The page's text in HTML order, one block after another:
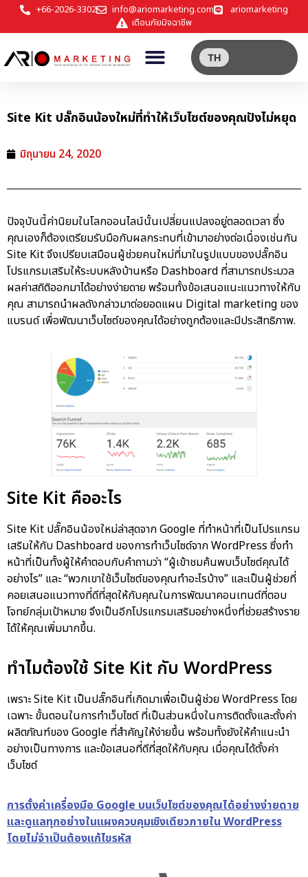
+66-2026-3302 info@ariomarketing.com
ariomarketing
เตือนภัยมิจฉาชีพ
TH
Site Kit ปลั๊กอินน้องใหม่ที่ทำให้เว็บไซต์ของคุณปังไม่หยุด
มิถุนายน 24, 2020
ปัจจุบันนี้ค่านิยมในโลกออนไลน์นั้นเปลี่ยนแปลงอยู่ตลอดเวลา ซึ่ง
คุณเองก็ต้องเตรียมรับมือกับผลกระทบที่เข้ามาอย่างต่อเนื่องเช่นกัน
Site Kit จึงเปรียบเสมือนผู้ช่วยคนใหม่ที่มาในรูปแบบของปลั๊กอิน
โปรแกรมเสริมให้ระบบหลังบ้านหรือ Dashboard ที่สามารถประมวล
ผลค่าสถิติออกมาได้อย่างง่ายดาย พร้อมทั้งข้อเสนอแนะแนวทางให้กับ
คุณ สามารถนำผลดังกล่าวมาต่อยอดแผน Digital marketing ของ
แบรนด์ เพื่อพัฒนาเว็บไซต์ของคุณได้อย่างถูกต้องและมีประสิทธิภาพ.
Site Kit คืออะไร
Site Kit ปลั๊กอินน้องใหม่ล่าสุดจาก Google ที่ทำหน้าที่เป็นโปรแกรม
เสริมให้กับ Dashboard ของการทำเว็บไซด์จาก WordPress ซึ่งทำ
หน้าที่เป็นทั้งผู้ให้คำตอบกับคำถามว่า “ผู้เข้าชมค้นพบเว็บไซต์คุณได้
อย่างไร” และ “พวกเขาใช้เว็บไซต์ของคุณทำอะไรบ้าง” และเป็นผู้ช่วยที่
คอยเสนอแนวทางที่ดีที่สุดให้กับคุณในการพัฒนาคอนเทนต์ที่ตอบ
โจทย์กลุ่มเป้าหมาย จึงเป็นอีกโปรแกรมเสริมอย่างหนึ่งที่ช่วยสร้างราย
ได้ให้คุณเพิ่มมากขึ้น.
ทำไมต้องใช้ Site Kit กับ WordPress
เพราะ Site Kit เป็นปลั๊กอินที่เกิดมาเพื่อเป็นผู้ช่วย WordPress โดย
เฉพาะ ขั้นตอนในการทำเว็บไซต์ ที่เป็นส่วนหนึ่งในการติดตั้งและตั้งค่า
ผลิตภัณฑ์ของ Google ที่สำคัญให้ง่ายขึ้น พร้อมทั้งยังให้คำแนะนำ
อย่างเป็นทางการ และข้อเสนอที่ดีที่สุดให้กับคุณ เมื่อคุณได้ตั้งค่า
เว็บไซต์
การตั้งค่าเครื่องมือ Google บนเว็บไซต์ของคุณได้อย่างง่ายดาย
และดูแลทุกอย่างในแผงควบคุมเชิงเดียวภายใน WordPress
โดยไม่จำเป็นต้องแก้ไขรหัส